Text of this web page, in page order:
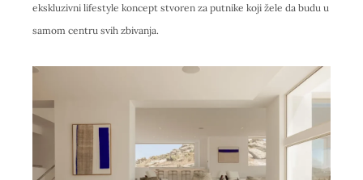
ekskluzivni lifestyle koncept stvoren za putnike koji žele da budu u
samom centru svih zbivanja.